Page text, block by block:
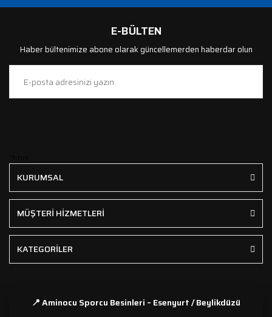
E-BÜLTEN
Haber bültenimize abone olarak güncellemerden haberdar olun
KURUMSAL
MÜŞTERİ HİZMETLERİ
KATEGORİLER
📍 Aminocu Sporcu Besinleri – Esenyurt / Beylikdüzü